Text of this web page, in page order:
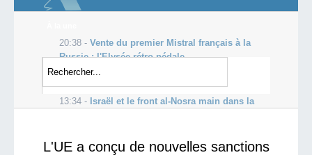
nos productions
les vidéos incontournables
20:38 - Vente du premier Mistral français à la
Russie : l'Elysée rétro-pédale
20:38 -L'administration lui réclame plus d'un
million d'euros, il se crucifie pour prot...
13:34 - Israël et le front al-Nosra main dans la
L'UE a conçu de nouvelles sanctions